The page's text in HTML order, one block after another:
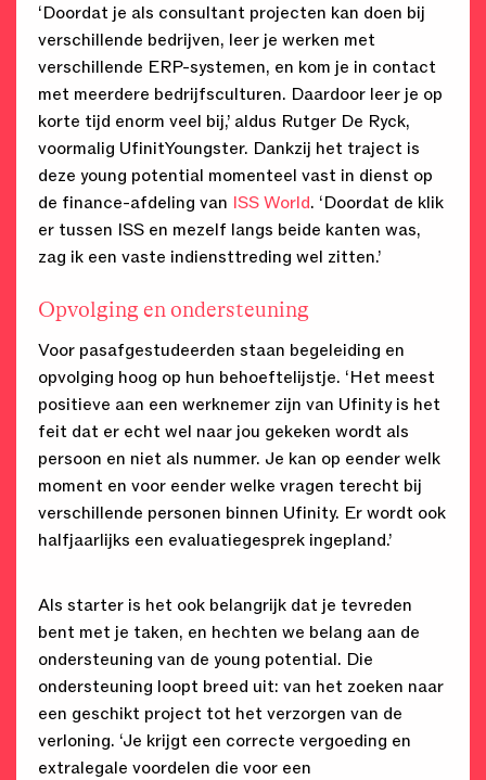
‘Doordat je als consultant projecten kan doen bij
verschillende bedrijven, leer je werken met
verschillende ERP-systemen, en kom je in contact
met meerdere bedrijfsculturen. Daardoor leer je op
korte tijd enorm veel bij,’ aldus Rutger De Ryck,
voormalig UfinitYoungster. Dankzij het traject is
deze young potential momenteel vast in dienst op
de finance-afdeling van ISS World. ‘Doordat de klik
er tussen ISS en mezelf langs beide kanten was,
zag ik een vaste indiensttreding wel zitten.’
Opvolging en ondersteuning
Voor pasafgestudeerden staan begeleiding en
opvolging hoog op hun behoeftelijstje. ‘Het meest
positieve aan een werknemer zijn van Ufinity is het
feit dat er echt wel naar jou gekeken wordt als
persoon en niet als nummer. Je kan op eender welk
moment en voor eender welke vragen terecht bij
verschillende personen binnen Ufinity. Er wordt ook
halfjaarlijks een evaluatiegesprek ingepland.’
Als starter is het ook belangrijk dat je tevreden
bent met je taken, en hechten we belang aan de
ondersteuning van de young potential. Die
ondersteuning loopt breed uit: van het zoeken naar
een geschikt project tot het verzorgen van de
verloning. ‘Je krijgt een correcte vergoeding en
extralegale voordelen die voor een